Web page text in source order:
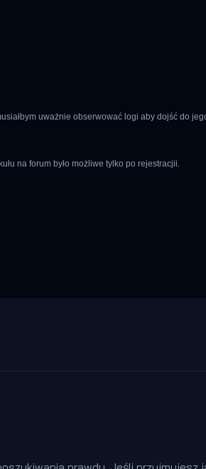
uważnie obserwować logi aby dojść do
na forum było możliwe tylko po rejestracjii.